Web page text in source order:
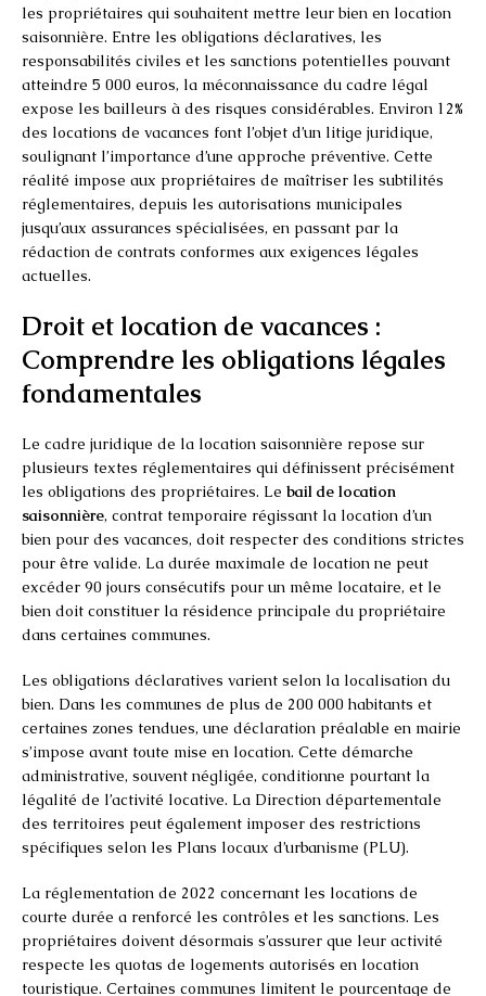
les propriétaires qui souhaitent mettre leur bien en location
saisonnière. Entre les obligations déclaratives, les
responsabilités civiles et les sanctions potentielles pouvant
atteindre 5 000 euros, la méconnaissance du cadre légal
expose les bailleurs à des risques considérables. Environ 12%
des locations de vacances font l’objet d’un litige juridique,
soulignant l’importance d’une approche préventive. Cette
réalité impose aux propriétaires de maîtriser les subtilités
réglementaires, depuis les autorisations municipales
jusqu’aux assurances spécialisées, en passant par la
rédaction de contrats conformes aux exigences légales
actuelles.
Droit et location de vacances :
Comprendre les obligations légales
fondamentales
Le cadre juridique de la location saisonnière repose sur
plusieurs textes réglementaires qui définissent précisément
les obligations des propriétaires. Le bail de location
saisonnière, contrat temporaire régissant la location d’un
bien pour des vacances, doit respecter des conditions strictes
pour être valide. La durée maximale de location ne peut
excéder 90 jours consécutifs pour un même locataire, et le
bien doit constituer la résidence principale du propriétaire
dans certaines communes.
Les obligations déclaratives varient selon la localisation du
bien. Dans les communes de plus de 200 000 habitants et
certaines zones tendues, une déclaration préalable en mairie
s’impose avant toute mise en location. Cette démarche
administrative, souvent négligée, conditionne pourtant la
légalité de l’activité locative. La Direction départementale
des territoires peut également imposer des restrictions
spécifiques selon les Plans locaux d’urbanisme (PLU).
La réglementation de 2022 concernant les locations de
courte durée a renforcé les contrôles et les sanctions. Les
propriétaires doivent désormais s’assurer que leur activité
respecte les quotas de logements autorisés en location
touristique. Certaines communes limitent le pourcentage de